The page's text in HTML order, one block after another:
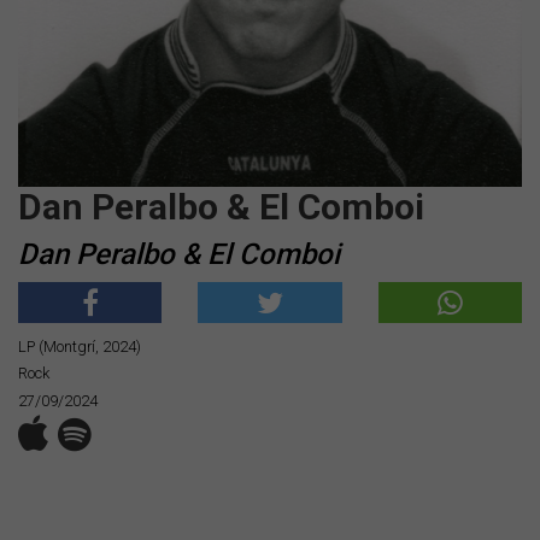
Dan Peralbo & El Comboi
Dan Peralbo & El Comboi
LP (Montgrí, 2024)
Rock
27/09/2024